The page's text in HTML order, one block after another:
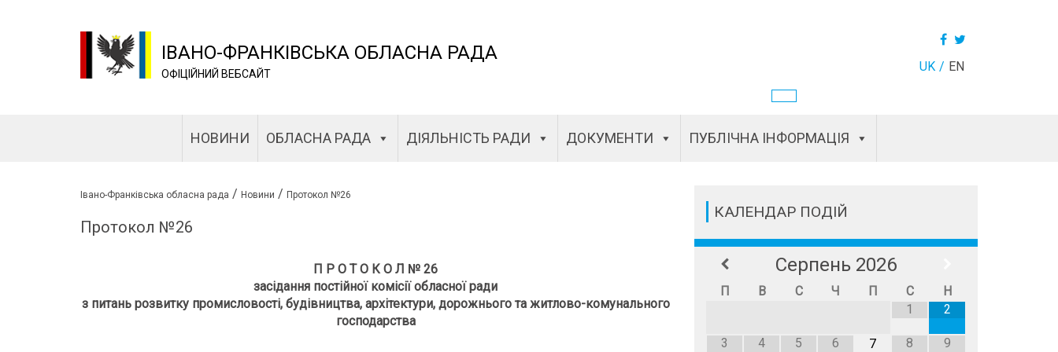
ІВАНО-ФРАНКІВСЬКА ОБЛАСНА РАДА
ОФІЦІЙНИЙ ВЕБСАЙТ UK EN
НОВИНИ ОБЛАСНА РАДА ДІЯЛЬНІСТЬ РАДИ ДОКУМЕНТИ ПУБЛІЧНА ІНФОРМАЦІЯ
Івано-Франківська обласна рада / Новини / Протокол №26
Протокол №26
П Р О Т О К О Л № 26
засідання постійної комісії обласної ради
з питань розвитку промисловості, будівництва, архітектури, дорожнього та житлово-комунального
господарства
КАЛЕНДАР ПОДІЙ
Серпень 2026
П В С Ч П С
Н
1
2
3 4 5 6 7 8 9